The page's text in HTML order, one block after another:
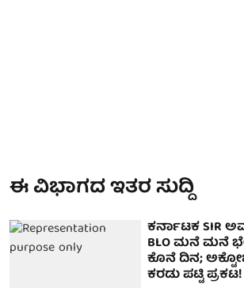
ಈ ವಿಭಾಗದ ಇತರ ಸುದ್ದಿ
ಕರ್ನಾಟಕ SIR
BLO ಮನೆ ಮನೆ
ಕೊನೆ ದಿನ;
ಕರಡು ಪಟ್ಟಿ ಪ್ರಕಟ!